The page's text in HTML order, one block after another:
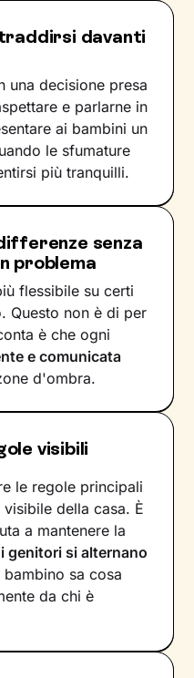
davanti
una decisione presa
e parlarne in
ai bambini un
le sfumature
più tranquilli.
senza
problema
flessibile su certi
Questo non è di per
è che ogni
e comunicata
d'ombra.
visibili
le regole principali
della casa. È
a mantenere la
genitori si alternano
sa cosa
da chi è